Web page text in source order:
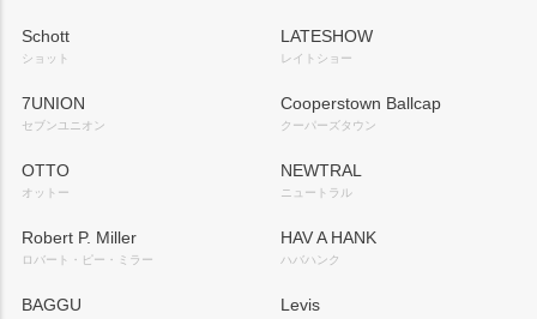
Schott
ショット
LATESHOW
レイトショー
7UNION
セブンユニオン
Cooperstown Ballcap
クーパーズタウン
OTTO
オットー
NEWTRAL
ニュートラル
Robert P. Miller
ロバート・ピー・ミラー
HAV A HANK
ハバハンク
BAGGU Levis